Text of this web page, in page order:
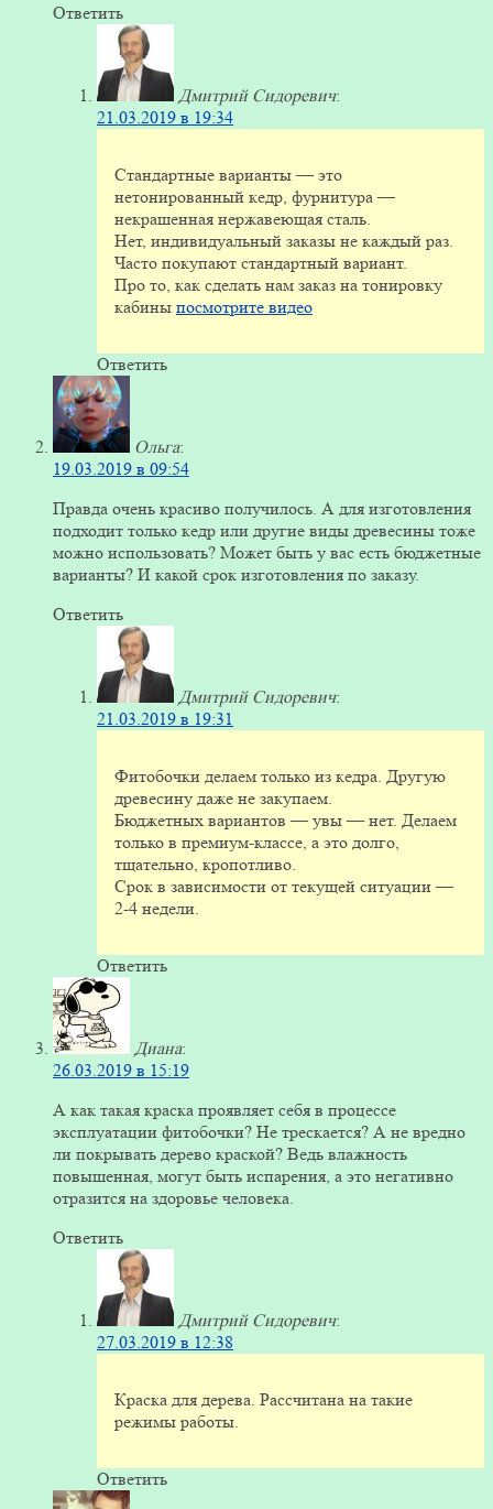
Ответить
Дмитрий Сидоревич:
21.03.2019 в 19:34
Стандартные варианты — это
нетонированный кедр, фурнитура —
некрашенная нержавеющая сталь.
Нет, индивидуальный заказы не каждый раз.
Часто покупают стандартный вариант.
Про то, как сделать нам заказ на тонировку
кабины посмотрите видео
Ответить
Ольга:
19.03.2019 в 09:54
Правда очень красиво получилось. А для изготовления
подходит только кедр или другие виды древесины тоже
можно использовать? Может быть у вас есть бюджетные
варианты? И какой срок изготовления по заказу.
Ответить
Дмитрий Сидоревич:
21.03.2019 в 19:31
Фитобочки делаем только из кедра. Другую
древесину даже не закупаем.
Бюджетных вариантов — увы — нет. Делаем
только в премиум-классе, а это долго,
тщательно, кропотливо.
Срок в зависимости от текущей ситуации —
2-4 недели.
Ответить
Диана:
26.03.2019 в 15:19
А как такая краска проявляет себя в процессе
эксплуатации фитобочки? Не трескается? А не вредно
ли покрывать дерево краской? Ведь влажность
повышенная, могут быть испарения, а это негативно
отразится на здоровье человека.
Ответить
Дмитрий Сидоревич:
27.03.2019 в 12:38
Краска для дерева. Рассчитана на такие
режимы работы.
Ответить